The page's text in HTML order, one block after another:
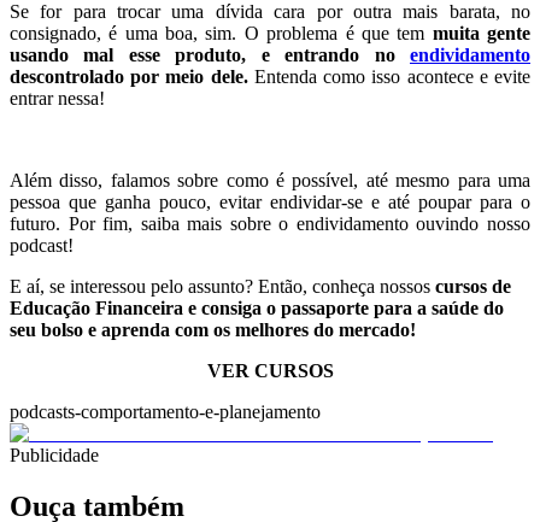
Se for para trocar uma dívida cara por outra mais barata, no
consignado, é uma boa, sim. O problema é que tem muita gente
usando mal esse produto, e entrando no endividamento
descontrolado por meio dele.Entenda como isso acontece e evite
entrar nessa!
Além disso, falamos sobre como é possível, até mesmo para uma
pessoa que ganha pouco, evitar endividar-se e até poupar para o
futuro. Por fim, saiba mais sobre o endividamento ouvindo nosso
podcast!
E aí, se interessou pelo assunto? Então, conheça nossos cursos de
Educação Financeira e consiga o passaporte para a saúde do
seu bolso e aprenda com os melhores do mercado!
VER CURSOS
podcasts-comportamento-e-planejamento
Publicidade
Ouça também